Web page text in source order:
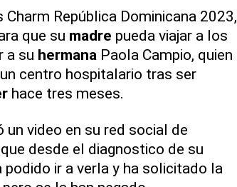
Charm República Dominicana 2023,
que su madre pueda viajar a los
a su hermanaPaola Campio, quien
centro hospitalario tras ser
hace tres meses.
video en su red social de
desde el diagnostico de su
podido ir a verla y ha solicitado la